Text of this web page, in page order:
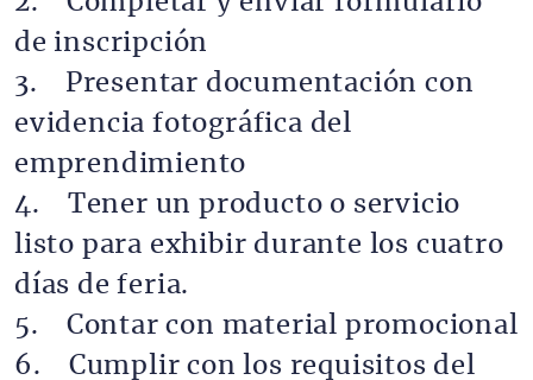
de inscripción
3. Presentar documentación con
evidencia fotográfica del
emprendimiento
4. Tener un producto o servicio
listo para exhibir durante los cuatro
días de feria.
5. Contar con material promocional
6. Cumplir con los requisitos del